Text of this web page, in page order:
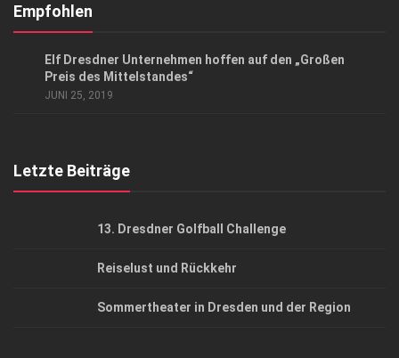
Kontakt, Impressum
Empfohlen
Elf Dresdner Unternehmen hoffen auf den „Großen
Preis des Mittelstandes“
JUNI 25, 2019
Letzte Beiträge
13. Dresdner Golfball Challenge
Reiselust und Rückkehr
Sommertheater in Dresden und der Region